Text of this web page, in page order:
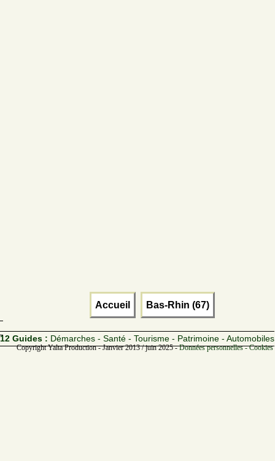
Accueil Bas-Rhin (67)
12 Guides : Démarches - Santé - Tourisme - Patrimoine - Automobiles
Copyright Yalta Production - Janvier 2013 / juin 2025 -Données personnelles -